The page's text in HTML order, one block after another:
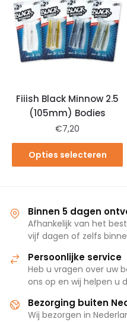
Fiiish Black Minnow 2.5
(105mm) Bodies
€7,20
Opties selecteren
Binnen 5 dagen
Afhankelijk van het
vijf dagen of zelfs
Persoonlijke service
Heb u vragen over uw
ons op en wij helpen u
Bezorging buiten
Wij bezorgen in